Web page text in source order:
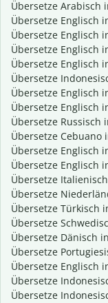
Übersetze Arabisch
Übersetze Englisch
Übersetze Englisch
Übersetze Englisch
Übersetze Englisch
Übersetze
Übersetze Englisch
Übersetze Englisch
Übersetze Russisch
Übersetze Cebuano
Übersetze Englisch
Übersetze Englisch
Übersetze
Übersetze
Übersetze Türkisch
Übersetze
Übersetze Dänisch
Übersetze
Übersetze Englisch
Übersetze
Übersetze